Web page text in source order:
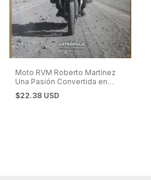
Moto RVM Roberto Martínez
Una Pasión Convertida en
Marca
$22.38 USD